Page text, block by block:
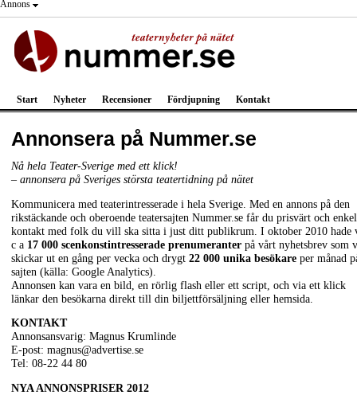
Annons
Start Nyheter Recensioner Fördjupning Kontakt
Annonsera på Nummer.se
Nå hela Teater-Sverige med ett klick!
– annonsera på Sveriges största teatertidning på nätet
Kommunicera med teaterintresserade i hela Sverige. Med en annons på den
rikstäckande och oberoende teatersajten Nummer.se får du prisvärt och
kontakt med folk du vill ska sitta i just ditt publikrum. I oktober 2010 hade
c a 17 000 scenkonstintresserade prenumeranter på vårt nyhetsbrev som
skickar ut en gång per vecka och drygt 22 000 unika besökare per månad
sajten (källa: Google Analytics).
Annonsen kan vara en bild, en rörlig flash eller ett script, och via ett klick
länkar den besökarna direkt till din biljettförsäljning eller hemsida.
KONTAKT
Annonsansvarig: Magnus Krumlinde
E-post: magnus@advertise.se
Tel: 08-22 44 80
NYA ANNONSPRISER 2012